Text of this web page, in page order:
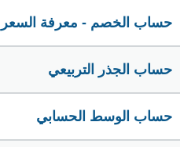
حساب الخصم - معرفة السعر
حساب الجذر التربيعي
حساب الوسط الحسابي